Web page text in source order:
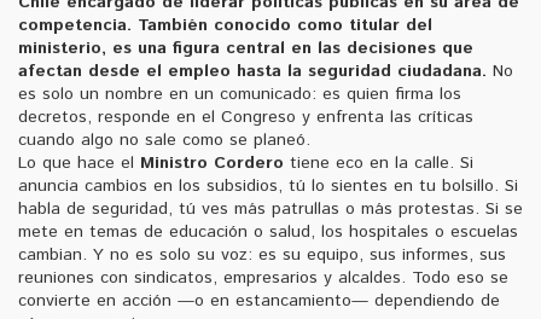
competencia. También conocido como titular del
ministerio, es una figura central en las decisiones que
afectan desde el empleo hasta la seguridad ciudadana. No
es solo un nombre en un comunicado: es quien firma los
decretos, responde en el Congreso y enfrenta las críticas
cuando algo no sale como se planeó.
Lo que hace el Ministro Cordero tiene eco en la calle. Si
anuncia cambios en los subsidios, tú lo sientes en tu bolsillo. Si
habla de seguridad, tú ves más patrullas o más protestas. Si se
mete en temas de educación o salud, los hospitales o escuelas
cambian. Y no es solo su voz: es su equipo, sus informes, sus
reuniones con sindicatos, empresarios y alcaldes. Todo eso se
convierte en acción —o en estancamiento— dependiendo de